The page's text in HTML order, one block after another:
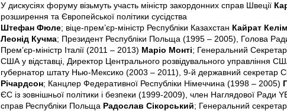
У дискусіях форуму візьмуть участь міністр закордонних справ Швеції
розширення та Європейської політики сусідства
Штефан Фюле; віце-прем’єр-міністр Республіки Казахстан Кайрат
Леонід Кучма; Президент Республіки Польща (1995 – 2005), Голова
Прем’єр-міністр Італії (2011 – 2013) Маріо Монті; Генеральний
США у відставці, Директор Центрального розвідувального управління
губернатор штату Нью-Мексико (2003 – 2011), 9-й державний секретар
Річардсон; Канцлер Федеративної Республіки Німеччина (1998 – 2005)
ЄС із зовнішньої політики і безпеки (1999-2009), член Наглядової Ради
справ Республіки Польща Радослав Сікорський; Генеральний